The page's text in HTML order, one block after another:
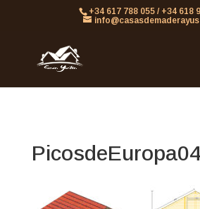
861613063953479
+34 617 788 055 / +34 618
PicosdeEuropa04